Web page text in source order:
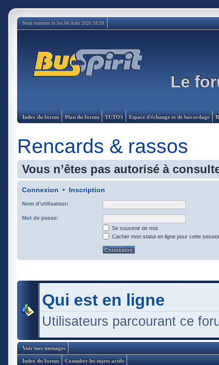
Nous sommes le Jeu 06 Août 2026 18:39
Le
Index du forum Plan du forum TUTOS Espace d'échange et de bavardage
Rencards & rassos
Vous n’êtes pas autorisé à
Connexion • Inscription
Nom d’utilisateur:
Mot de passe:
Se souvenir de moi
Cacher mon statut en ligne pour cette
Qui est en ligne
Utilisateurs parcourant ce
Voir mes messages
Index du forum Consulter les sujets actifs